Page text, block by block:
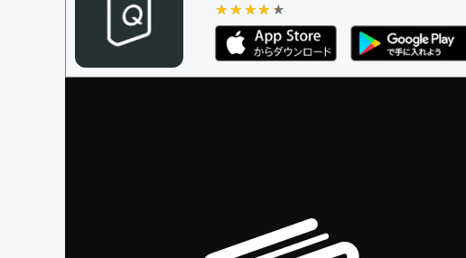
決定に必要な投票数 -1
編集ガイドライン
★★★★★
★★★★★